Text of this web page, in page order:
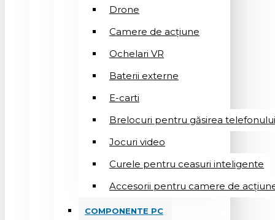
Drone
Camere de acțiune
Ochelari VR
Baterii externe
E-carti
Brelocuri pentru găsirea telefonului
Jocuri video
Curele pentru ceasuri inteligente
Accesorii pentru camere de
COMPONENTE PC